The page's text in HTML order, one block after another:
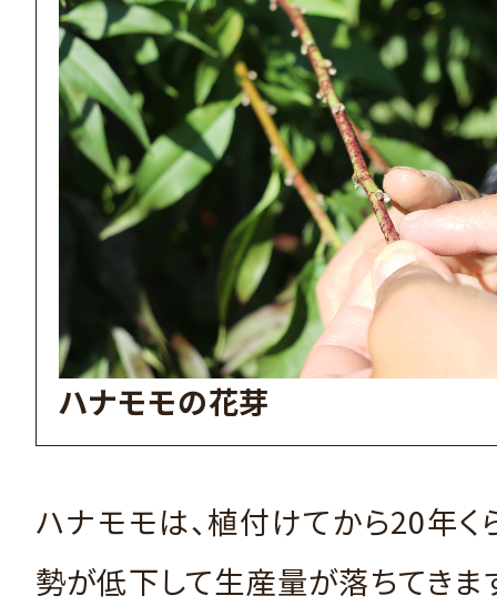
ハナモモの花芽
ハナモモは、植付けてから20年く
勢が低下して生産量が落ちてきま